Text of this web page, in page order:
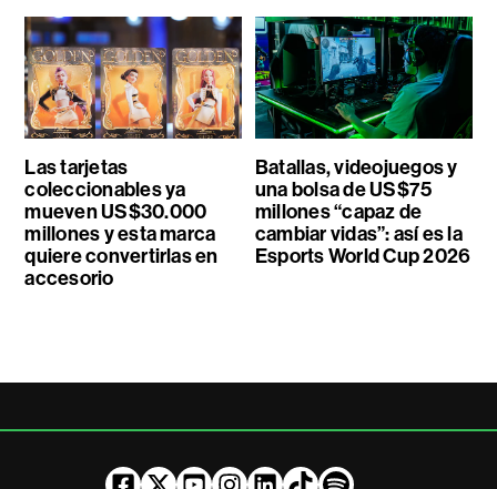
Las tarjetas
coleccionables ya
mueven US$30.000
millones y esta marca
quiere convertirlas en
accesorio
Batallas, videojuegos y
una bolsa de US$75
millones “capaz de
cambiar vidas”: así es la
Esports World Cup 2026